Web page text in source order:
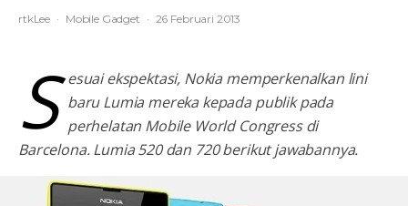
rtkLee · Mobile Gadget · 26 Februari 2013
S esuai ekspektasi, Nokia memperkenalkan lini
baru Lumia mereka kepada publik pada
perhelatan Mobile World Congress di
Barcelona. Lumia 520 dan 720 berikut jawabannya.